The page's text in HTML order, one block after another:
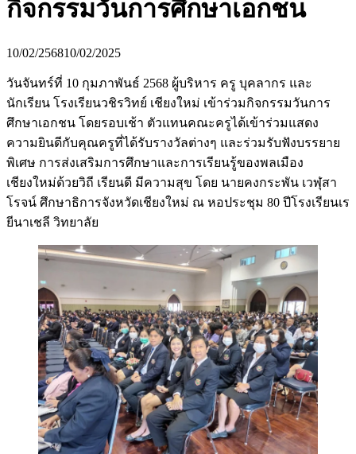
กิจกรรมวันการศึกษาเอกชน
10/02/256810/02/2025
วันจันทร์ที่ 10 กุมภาพันธ์ 2568 ผู้บริหาร ครู บุคลากร และ
นักเรียน โรงเรียนวชิรวิทย์ เชียงใหม่ เข้าร่วมกิจกรรมวันการ
ศึกษาเอกชน โดยรอบเช้า ตัวแทนคณะครูได้เข้าร่วมแสดง
ความยินดีกับคุณครูที่ได้รับรางวัลต่างๆ และร่วมรับฟังบรรยาย
พิเศษ การส่งเสริมการศึกษาและการเรียนรู้ของพลเมือง
เชียงใหม่ด้วยวิถี เรียนดี มีความสุข โดย นายคงกระพัน เวฬุสา
โรจน์ ศึกษาธิการจังหวัดเชียงใหม่ ณ หอประชุม 80 ปีโรงเรียนเร
ยีนาเชลี วิทยาลัย